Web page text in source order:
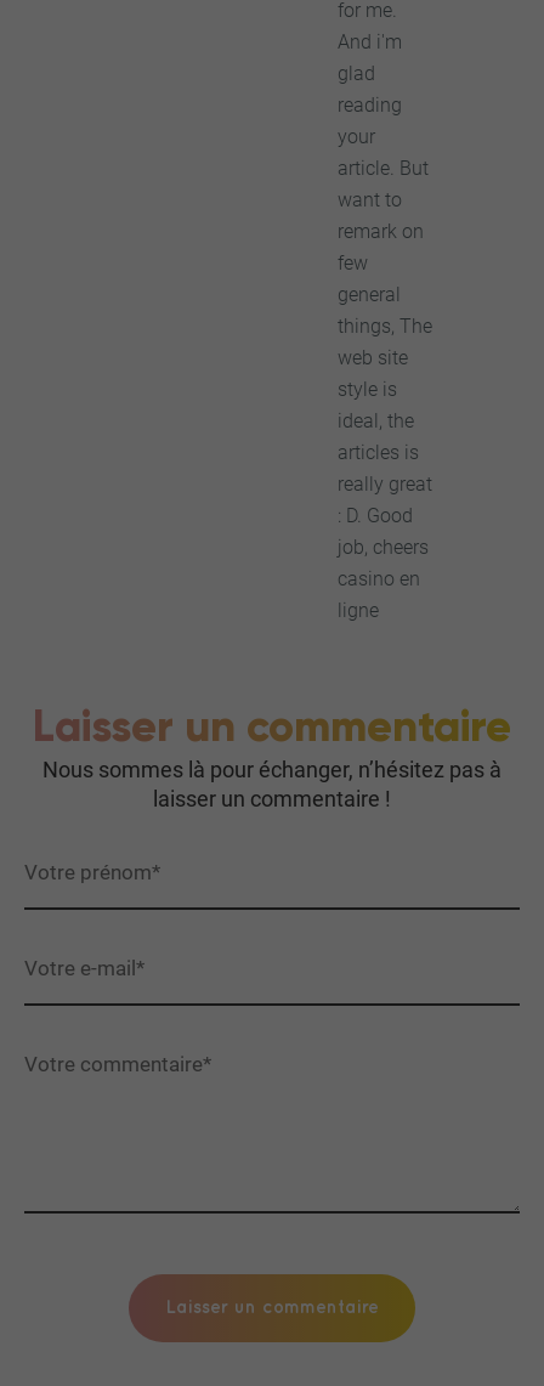
for me.
And i'm
glad
reading
your
article. But
want to
remark on
few
general
things, The
web site
style is
ideal, the
articles is
really great
: D. Good
job, cheers
casino en
ligne
Laisser un commentaire
Nous sommes là pour échanger, n’hésitez pas à
laisser un commentaire !